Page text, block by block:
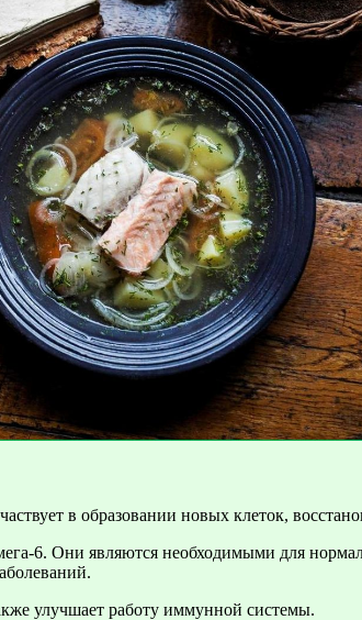
в образовании новых клеток,
6. Они являются необходимыми для
улучшает работу иммунной системы.